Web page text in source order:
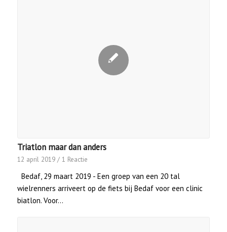
Triatlon maar dan anders
12 april 2019 / 1 Reactie
Bedaf, 29 maart 2019 - Een groep van een 20 tal
wielrenners arriveert op de fiets bij Bedaf voor een clinic
biatlon. Voor…